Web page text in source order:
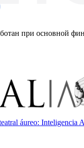
при основной
áureo: Inteligencia